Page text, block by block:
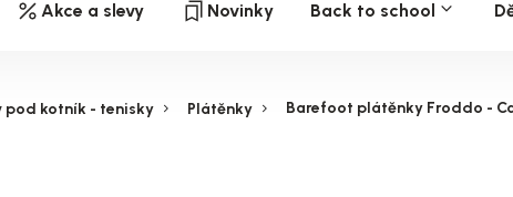
Akce a slevy Novinky Back to school
pod kotník - tenisky Plátěnky Barefoot plátěnky Froddo -